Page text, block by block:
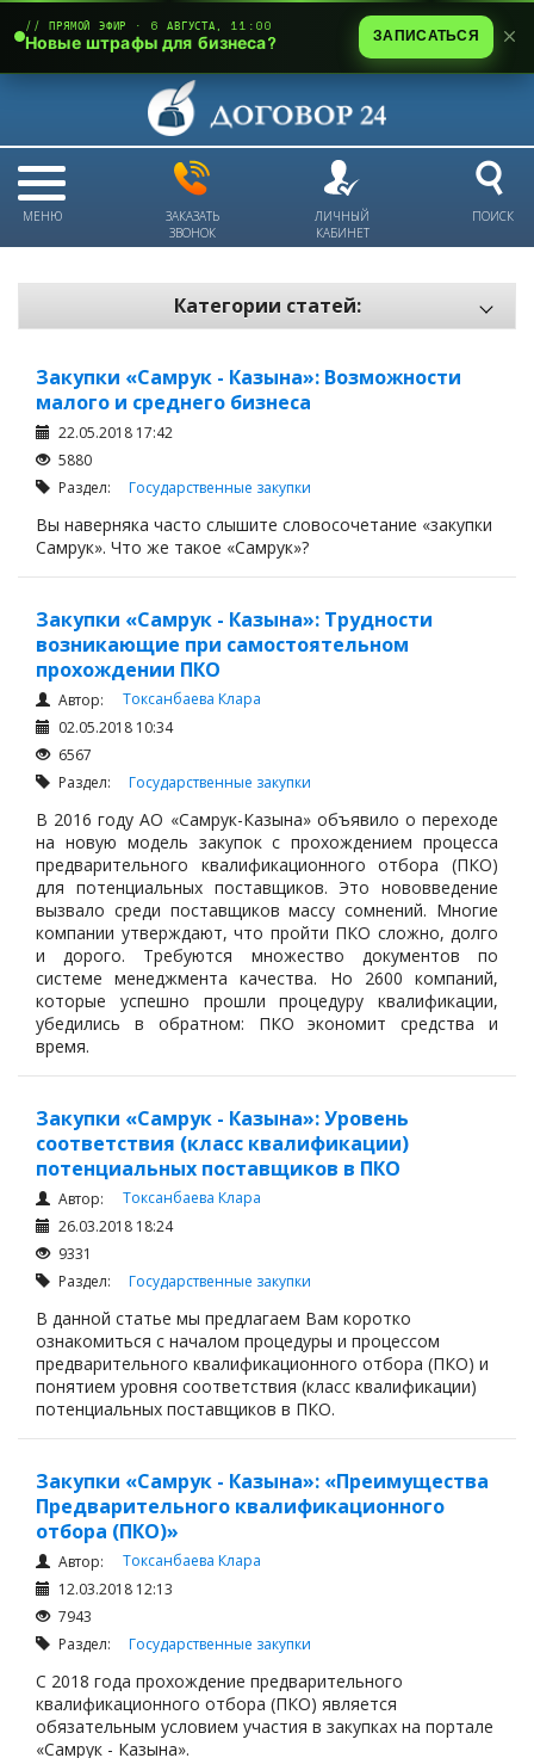
МЕНЮ
ЗАКАЗАТЬ
ЗВОНОК
ЛИЧНЫЙ
КАБИНЕТ
ПОИСК
Категории статей:
Электронный документооборот и цифровая подпись
Трудовые отношения
Техника безопасности и охрана труда
Изменения в законодательстве РК
Займы
Сбор долгов
Регистрация ТОО
Проверка государственных органов
Интернет и право
Корпоративные отношения
Государственные закупки
Налоги и налогообложение
Новости сервиса
Архив
Закупки «Самрук - Казына»: Возможности
малого и среднего бизнеса
22.05.2018 17:42
5880
Раздел: Государственные закупки
Вы наверняка часто слышите словосочетание «закупки
Самрук». Что же такое «Самрук»?
Закупки «Самрук - Казына»: Трудности
возникающие при самостоятельном
прохождении ПКО
Автор:
Токсанбаева Клара
02.05.2018 10:34
6567
Раздел: Государственные закупки
В 2016 году АО «Самрук-Казына» объявило о переходе
на новую модель закупок с прохождением процесса
предварительного квалификационного отбора (ПКО)
для потенциальных поставщиков. Это нововведение
вызвало среди поставщиков массу сомнений. Многие
компании утверждают, что пройти ПКО сложно, долго
и дорого. Требуются множество документов по
системе менеджмента качества. Но 2600 компаний,
которые успешно прошли процедуру квалификации,
убедились в обратном: ПКО экономит средства и
время.
Закупки «Самрук - Казына»: Уровень
соответствия (класс квалификации)
потенциальных поставщиков в ПКО
Автор:
Токсанбаева Клара
26.03.2018 18:24
9331
Раздел: Государственные закупки
В данной статье мы предлагаем Вам коротко
ознакомиться с началом процедуры и процессом
предварительного квалификационного отбора (ПКО) и
понятием уровня соответствия (класс квалификации)
потенциальных поставщиков в ПКО.
Закупки «Самрук - Казына»: «Преимущества
Предварительного квалификационного
отбора (ПКО)»
Автор:
Токсанбаева Клара
12.03.2018 12:13
7943
Раздел: Государственные закупки
С 2018 года прохождение предварительного
квалификационного отбора (ПКО) является
обязательным условием участия в закупках на портале
«Самрук - Казына».
// ПРЯМОЙ ЭФИР · 6 АВГУСТА, 11:00
Новые штрафы для бизнеса? ЗАПИСАТЬСЯ